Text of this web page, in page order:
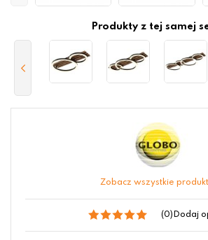
Produkty z tej samej
Zobacz wszystkie
(0) Dodaj